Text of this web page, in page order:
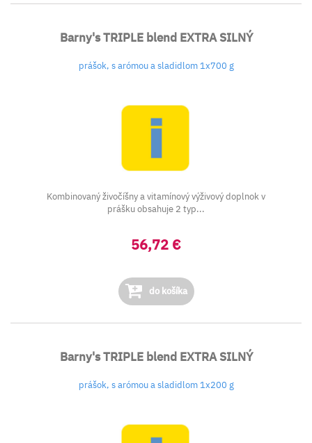
Barny's TRIPLE blend EXTRA SILNÝ
prášok, s arómou a sladidlom 1x700 g
Kombinovaný živočíšny a vitamínový výživový doplnok v
prášku obsahuje 2 typ...
56,72 €
do košíka
Barny's TRIPLE blend EXTRA SILNÝ
prášok, s arómou a sladidlom 1x200 g